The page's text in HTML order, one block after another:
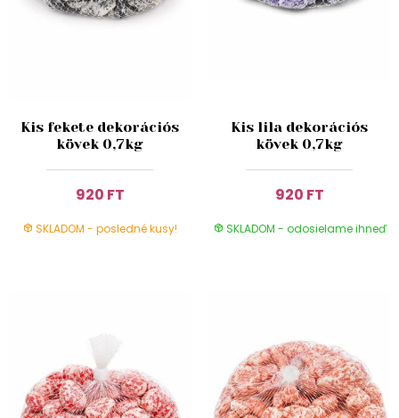
Kis fekete dekorációs
kövek 0,7kg
920 FT
SKLADOM - posledné kusy!
Kis lila dekorációs
kövek 0,7kg
920 FT
SKLADOM - odosielame ihneď